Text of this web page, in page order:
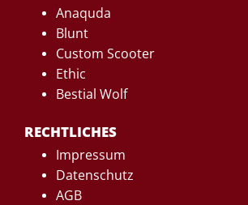
Anaquda
Blunt
Custom Scooter
Ethic
Bestial Wolf
RECHTLICHES
Impressum
Datenschutz
AGB